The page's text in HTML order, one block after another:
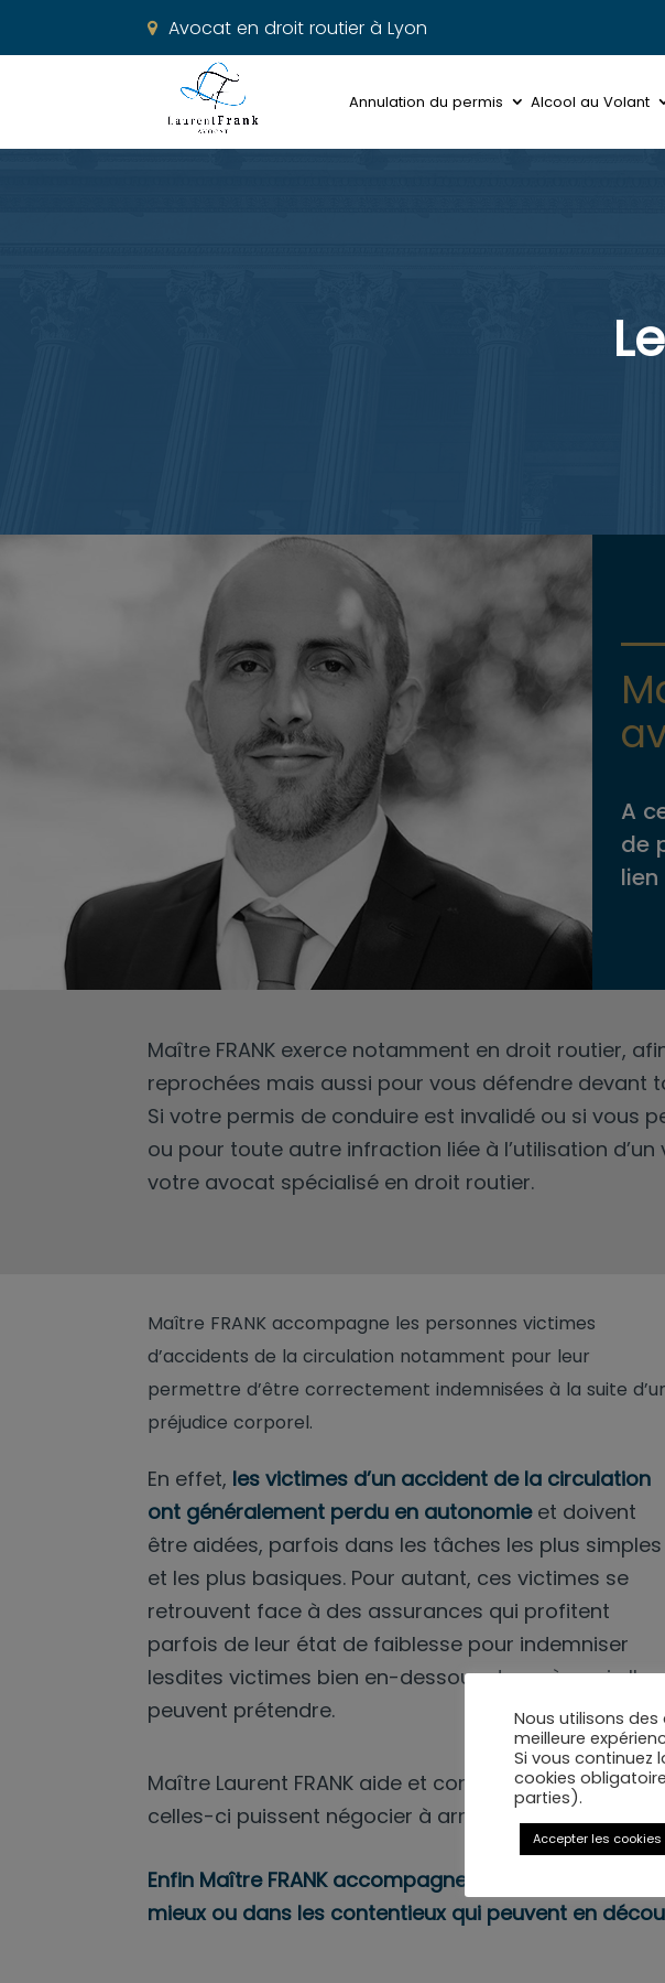
Avocat en droit routier à Lyon
Annulation du permis Alcool au Volant
A
de
Maître FRANK exerce notamment en droit routier,
reprochées mais aussi pour vous défendre devant
Si votre permis de conduire est invalidé ou si vous
ou pour toute autre infraction liée à l’utilisation
votre avocat spécialisé en droit routier.
Maître FRANK accompagne les personnes victimes
d’accidents de la circulation notamment pour leur
permettre d’être correctement indemnisées à la suite
préjudice corporel.
En effet, les victimes d’un accident de la circulation
ont généralement perdu en autonomieet doivent
être aidées, parfois dans les tâches les plus simples
et les plus basiques. Pour autant, ces victimes se
retrouvent face à des assurances qui profitent
parfois de leur état de faiblesse pour indemniser
lesdites victimes bien en-dessous de ce à quoi elles
peuvent prétendre.
Maître Laurent FRANK aide et conseille les
celles-ci puissent négocier à armes égales avec
Enfin Maître FRANK accompagne aussi les
mieux ou dans les contentieux qui peuvent en
Nous utilisons
meilleure
Si vous continuez
cookies
parties).
Accepter les cookies